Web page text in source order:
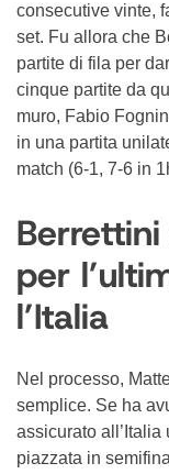
consecutive vinte,
set. Fu allora che
partite di fila per
cinque partite da
muro, Fabio
in una partita
match (6-1, 7-6 in
per
l’Italia
Nel processo,
semplice. Se ha
assicurato all’Italia
piazzata in